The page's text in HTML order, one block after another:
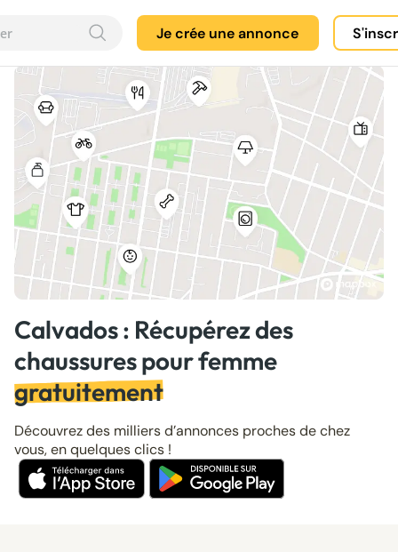
Je crée une annonce
Calvados : Récupérez des
chaussures pour femme
gratuitement
Découvrez des milliers d’annonces proches de chez
vous, en quelques clics !